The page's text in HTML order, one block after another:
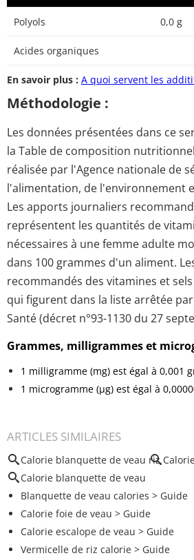
Polyols 0,0 g
Acides organiques
En savoir plus : A quoi servent les
Méthodologie :
Les données présentées dans ce
la Table de composition
réalisée par l'Agence nationale de
l'alimentation, de l'environnement
Les apports journaliers
représentent les quantités de
nécessaires à une femme adulte
dans 100 grammes d'un aliment.
recommandés des vitamines et
qui figurent dans la liste arrêtée
Santé (décret n°93-1130 du 27
Grammes, milligrammes et
1 milligramme (mg) est égal à 0,001
1 microgramme (µg) est égal à
ARTICLES SIMILAIRES
Calorie blanquette de veau riz
Calorie blanquette de veau
Blanquette de veau calories > Guide
Calorie foie de veau > Guide
Calorie escalope de veau > Guide
Vermicelle de riz calorie > Guide